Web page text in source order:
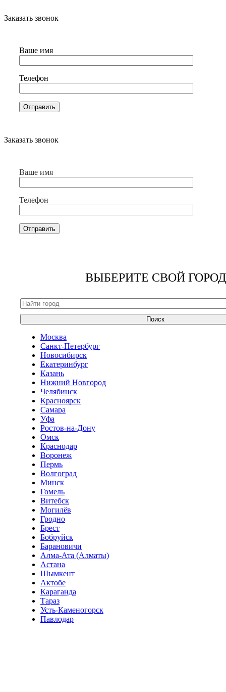
Заказать звонок
Ваше имя
Телефон
Заказать звонок
Ваше имя
Телефон
ВЫБЕРИТЕ СВОЙ ГОРОД
Поиск
Москва
Санкт-Петербург
Новосибирск
Екатеринбург
Казань
Нижний Новгород
Челябинск
Красноярск
Самара
Уфа
Ростов-на-Дону
Омск
Краснодар
Воронеж
Пермь
Волгоград
Минск
Гомель
Витебск
Могилёв
Гродно
Брест
Бобруйск
Барановичи
Алма-Ата (Алматы)
Астана
Шымкент
Актобе
Караганда
Тараз
Усть-Каменогорск
Павлодар